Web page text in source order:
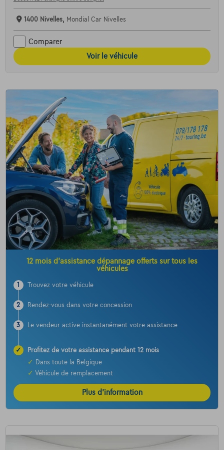
1400 Nivelles, Mondial Car Nivelles
Comparer
Voir le véhicule
12 mois d’assistance dépannage offerts sur tous les
véhicules
1 Trouvez votre véhicule
2 Rendez-vous dans votre concession
3 Le vendeur active instantanément votre assistance
✓
Profitez de votre assistance pendant 12 mois
✓
Dans toute la Belgique
✓ Véhicule de remplacement
Plus d’information